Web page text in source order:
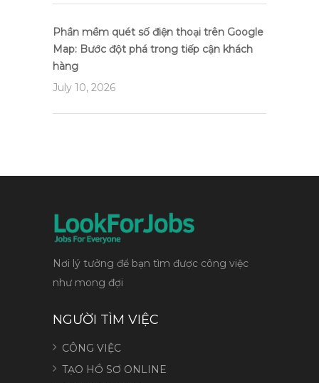
Phần mềm quét số điện thoại trên Google
Map: Bước đột phá trong tiếp cận khách
hàng
July 10, 2026
Nơi lý tưởng để bạn tìm được công việc
như mong đợi
NGƯỜI TÌM VIỆC
CÔNG VIỆC
TẠO HỒ SƠ ONLINE